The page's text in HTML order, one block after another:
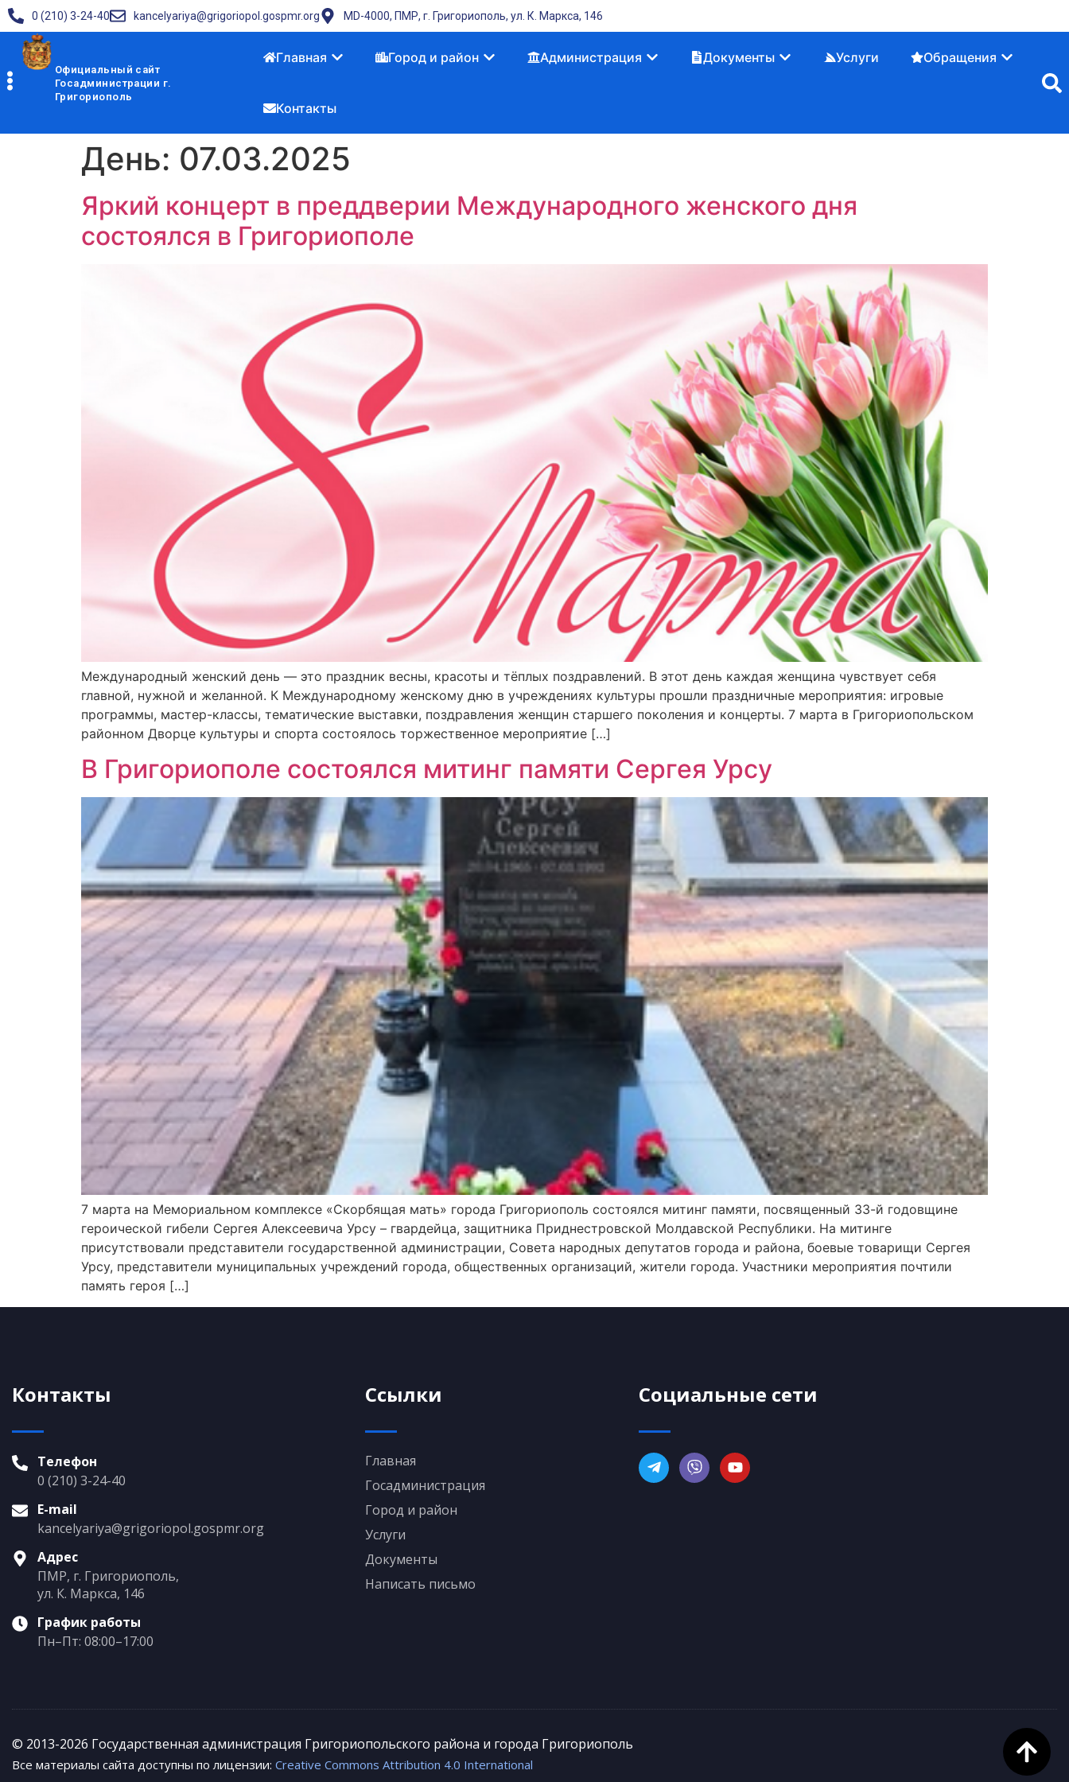
0 (210) 3-24-40 kancelyariya@grigoriopol.gospmr.org MD-4000, ПМР, г. Григориополь, ул. К. Маркса, 146
Официальный сайт
Госадминистрации г.
Григориополь
Главная Город и район Администрация Документы Услуги Обращения
Контакты
День: 07.03.2025
Яркий концерт в преддверии Международного женского дня
состоялся в Григориополе
Международный женский день — это праздник весны, красоты и тёплых поздравлений. В этот день каждая женщина чувствует себя
главной, нужной и желанной. К Международному женскому дню в учреждениях культуры прошли праздничные мероприятия: игровые
программы, мастер-классы, тематические выставки, поздравления женщин старшего поколения и концерты. 7 марта в Григориопольском
районном Дворце культуры и спорта состоялось торжественное мероприятие […]
В Григориополе состоялся митинг памяти Сергея Урсу
7 марта на Мемориальном комплексе «Скорбящая мать» города Григориополь состоялся митинг памяти, посвященный 33-й годовщине
героической гибели Сергея Алексеевича Урсу – гвардейца, защитника Приднестровской Молдавской Республики. На митинге
присутствовали представители государственной администрации, Совета народных депутатов города и района, боевые товарищи Сергея
Урсу, представители муниципальных учреждений города, общественных организаций, жители города. Участники мероприятия почтили
память героя […]
Контакты
Телефон
0 (210) 3-24-40
E-mail
kancelyariya@grigoriopol.gospmr.org
Адрес
ПМР, г. Григориополь,
ул. К. Маркса, 146
График работы
Пн–Пт: 08:00–17:00
Ссылки
Главная
Госадминистрация
Город и район
Услуги
Документы
Написать письмо
Социальные сети
© 2013-2026 Государственная администрация Григориопольского района и города Григориополь
Все материалы сайта доступны по лицензии: Creative Commons Attribution 4.0 International